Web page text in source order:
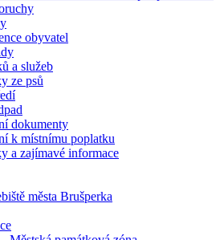
obyvatel
a služeb
ze psů
dokumenty
k místnímu poplatku
a zajímavé informace
města Brušperka